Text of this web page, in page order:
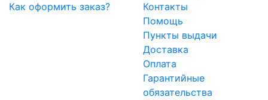
Как оформить заказ?
Контакты
Помощь
Пункты выдачи
Доставка
Оплата
Гарантийные
обязательства